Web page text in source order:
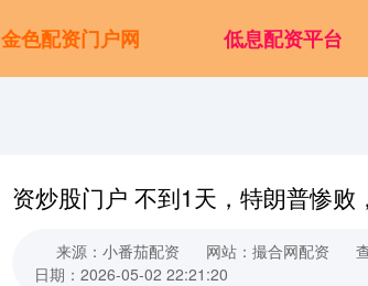
金色配资门户网 低息配资平台
资炒股门户 不到1天，特朗普惨
来源：小番茄配资 网站：撮合网配资
日期：2026-05-02 22:21:20